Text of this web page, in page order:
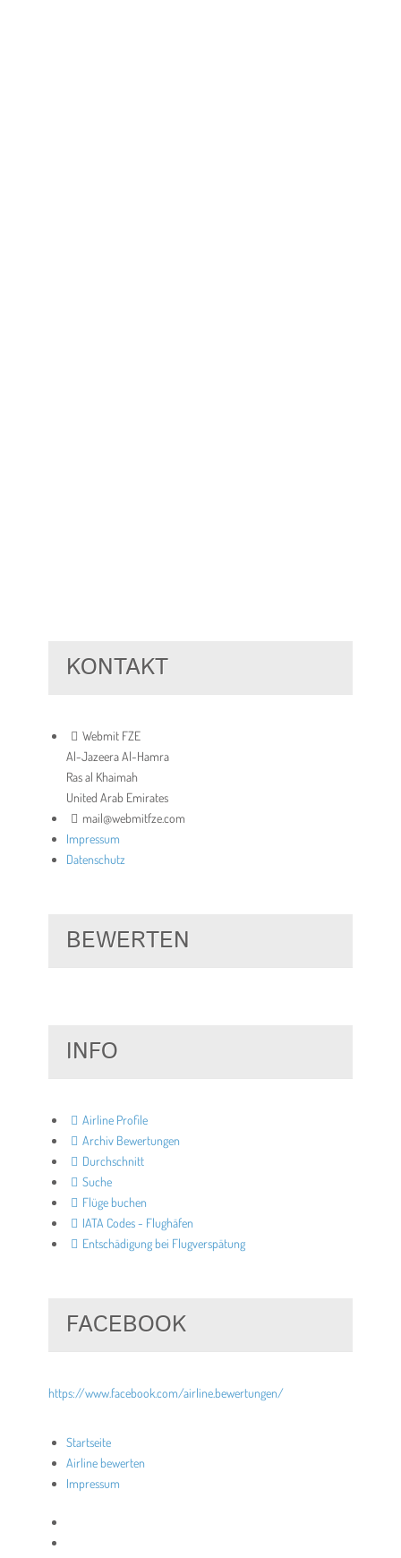
KONTAKT
Webmit FZE
Al-Jazeera Al-Hamra
Ras al Khaimah
United Arab Emirates
mail@webmitfze.com
Impressum
Datenschutz
BEWERTEN
INFO
Airline Profile
Archiv Bewertungen
Durchschnitt
Suche
Flüge buchen
IATA Codes - Flughäfen
Entschädigung bei Flugverspätung
FACEBOOK
https://www.facebook.com/airline.bewertungen/
Startseite
Airline bewerten
Impressum